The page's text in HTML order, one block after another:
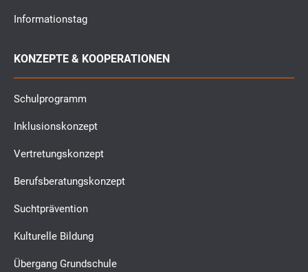
Informationstag
KONZEPTE & KOOPERATIONEN
Schulprogramm
Inklusionskonzept
Vertretungskonzept
Berufsberatungskonzept
Suchtprävention
Kulturelle Bildung
Übergang Grundschule